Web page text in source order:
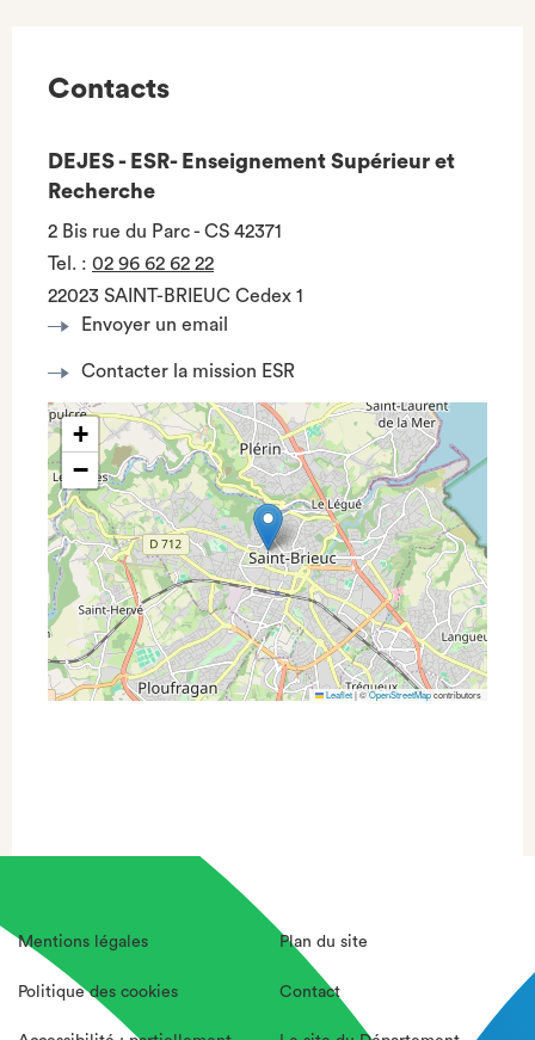
Contacts
DEJES - ESR- Enseignement Supérieur et
Recherche
2 Bis rue du Parc - CS 42371
Tel. : 02 96 62 62 22
22023 SAINT-BRIEUC Cedex 1
Envoyer un email
Contacter la mission ESR
+
−
Leaflet|©OpenStreetMapcontributors
Mentions légales
Politique des cookies
Plan du site
Contact